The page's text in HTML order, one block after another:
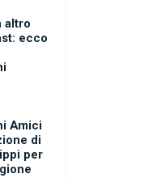
altro
ecco
Amici
di
per